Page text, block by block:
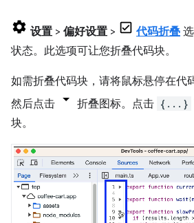
设置 > 偏好设置 > 代码折叠
状态。此选项可让您折叠代码块。
如需折叠代码块，请将鼠标悬停在代
然后点击
折叠图标。点击 {...}
块。